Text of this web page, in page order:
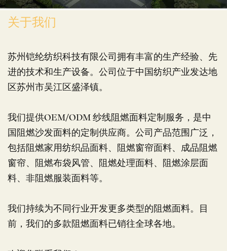
关于我们
苏州铠纶纺织科技有限公司拥有丰富的生产经验、先
进的技术和生产设备。公司位于中国纺织产业发达地
区苏州市吴江区盛泽镇。
我们提供OEM/ODM 纱线阻燃面料定制服务，是中
国阻燃沙发面料的定制供应商。公司产品范围广泛，
包括阻燃家用纺织品面料、阻燃窗帘面料、成品阻燃
窗帘、阻燃布袋风管、阻燃处理面料、阻燃涂层面
料、非阻燃服装面料等。
我们持续为不同行业开发更多类型的阻燃面料。目
前，我们的多款阻燃面料已销往全球各地。